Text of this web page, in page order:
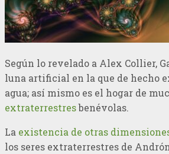
Según lo revelado a Alex Collier,
luna artificial en la que de hecho
agua; así mismo es el hogar de
extraterrestresbenévolas.
La existencia de otras
los seres extraterrestres de